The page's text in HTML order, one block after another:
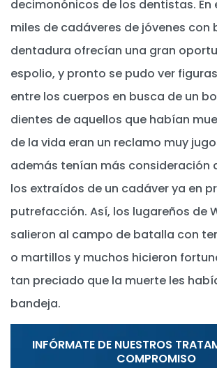
decimonónicos de los dentistas. En
miles de cadáveres de jóvenes con
dentadura ofrecían una gran
espolio, y pronto se pudo ver
entre los cuerpos en busca de un
dientes de aquellos que habían
de la vida eran un reclamo muy
además tenían más consideración
los extraídos de un cadáver ya en
putrefacción. Así, los lugareños de
salieron al campo de batalla con
o martillos y muchos hicieron
tan preciado que la muerte les
bandeja.
INFÓRMATE DE NUESTROS
COMPROMISO